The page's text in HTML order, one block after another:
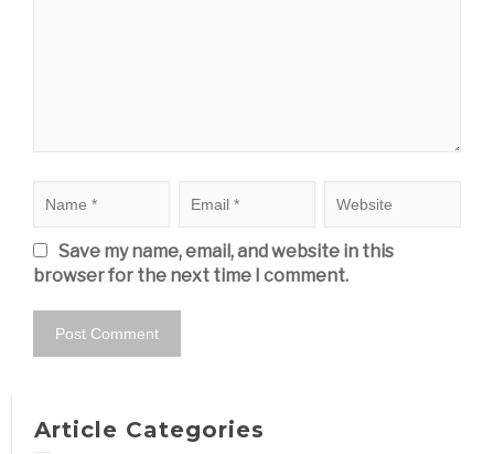
Save my name, email, and website in this
browser for the next time I comment.
Article Categories